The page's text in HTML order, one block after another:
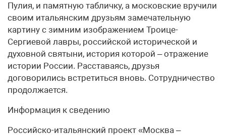
Пулия, и памятную табличку, а московские вручили
своим итальянским друзьям замечательную
картину с зимним изображением Троице-
Сергиевой лавры, российской исторической и
духовной святыни, история которой – отражение
истории России. Расставаясь, друзья
договорились встретиться вновь. Сотрудничество
продолжается.
Информация к сведению
Российско-итальянский проект «Москва –